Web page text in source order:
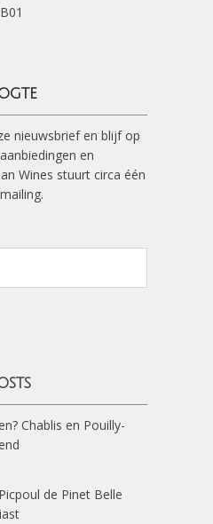
nieuwsbrief en blijf op
en
Wines stuurt circa één
Chablis en Pouilly-
de Pinet Belle